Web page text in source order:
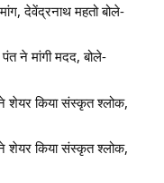
मांग, देवेंद्रनाथ महतो बोले-
ने मांगी मदद, बोले-
शेयर किया संस्कृत श्लोक,
शेयर किया संस्कृत श्लोक,